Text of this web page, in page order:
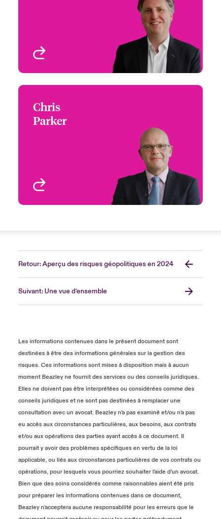
Trade Credit
London, UK
Chris
Parker
Head of Terrorism and
Deadly Weapons
Protection
London, UK
+44 (0)20 7674 7412
Retour: Aperçu des risques géopolitiques en 2024
Suivant: Une vue d’ensemble
Les informations contenues dans le présent document sont
destinées à être des informations générales sur la gestion des
risques. Ces informations sont mises à disposition mais à aucun
moment Beazley ne fournit des services ou des conseils juridiques.
Elles ne doivent pas être interprétées ou considérées comme des
conseils juridiques et ne sont pas destinées à remplacer une
consultation avec un avocat. Beazley n'a pas examiné et/ou n'a pas
eu accès aux circonstances particulières, aux besoins, aux contrats
et/ou aux opérations des parties ayant accès à ce document. Il
pourrait y avoir des problèmes spécifiques en vertu de la loi
applicable, ou liés aux circonstances particulières de vos contrats ou
opérations, pour lesquels vous pourriez souhaiter l'aide d'un avocat.
Bien que des soins considérés comme raisonnables aient été pris
pour préparer les informations contenues dans ce document,
Beazley n'acceptera aucune responsabilité pour les erreurs que le